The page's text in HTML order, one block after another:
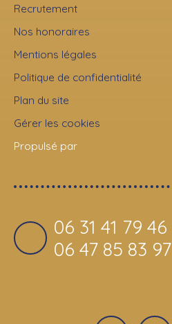
Recrutement
Nos honoraires
Mentions légales
Politique de confidentialité
Plan du site
Gérer les cookies
Propulsé par
06 31 41 79 46
06 47 85 83 97